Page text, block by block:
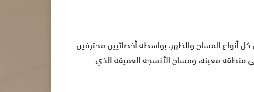
المساج والظهر، بواسطة أخصائيين محترفين
منطقة معينة، ومساج الأنسجة العميقة الذي